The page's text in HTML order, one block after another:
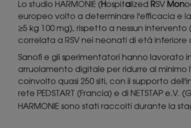
Lo studio HARMONIE ( Hospita lized RSV Mon
europeo volto a determinare l'efficacia e la
≥5 kg 100 mg), rispetto a nessun
correlata a RSV nei neonati di età inferiore
Sanofi e gli sperimentatori hanno lavorato
arruolamento digitale per ridurre al minimo
coinvolto quasi 250 siti, con il supporto
rete PEDSTART (Francia) e di NETSTAP
HARMONIE sono stati raccolti durante la